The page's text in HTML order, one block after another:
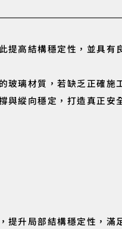
提高結構穩定性，並具有
玻璃材質，若缺乏正確施
與縱向穩定，打造真正安
提升局部結構穩定性，滿